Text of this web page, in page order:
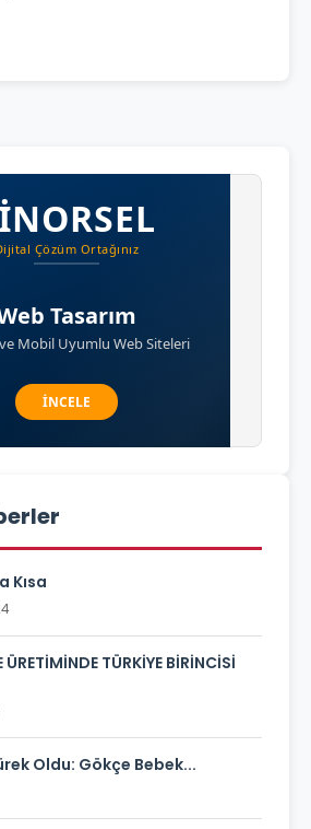
Kısa
ÜRETİMİNDE TÜRKİYE BİRİNCİSİ
Oldu: Gökçe Bebek...